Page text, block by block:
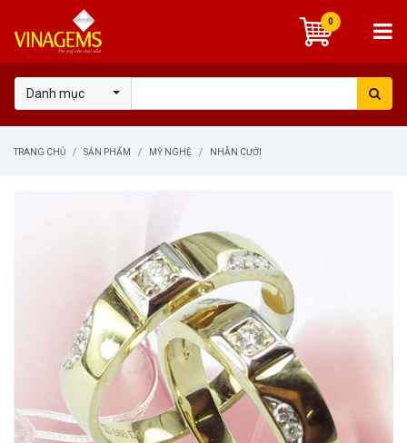
Danh mục
0
TRANG CHỦ SẢN PHẨM MỸ NGHỆ NHẪN CƯỚI